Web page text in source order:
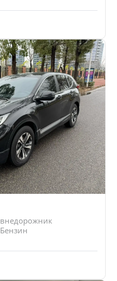
внедорожник
Бензин